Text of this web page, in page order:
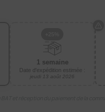
1 semaine
Date d'expédition estimée :
jeudi 13 août 2026